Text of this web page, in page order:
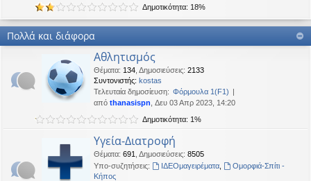
OTTOέγραψε:↑
Καλησπερα
OTTO•Δευ 19 Ιαν 2026, 16:53
Καλησπερα
neodikos•Κυρ 18 Ιαν 2026, 01:49
Καλημέρα σε όλους
OTTO•Πέμ 08 Ιαν 2026, 01:33
Χρόνια πολλά, καλή χρονια με δικαιοσύνη στα παντα.
Δημοτικότητα: 18%
Πολλά και διάφορα
Αθλητισμός
Θέματα: 134 Δημοσιεύσεις: 2133
Συντονιστής: kostas
Τελευταία δημοσίευση: Φόρμουλα 1(F1)
από thanasispn , Δευ 03 Απρ 2023, 14:20
Δημοτικότητα: 1%
Υγεία-Διατροφή
Θέματα: 691 Δημοσιεύσεις: 8505
Υπο-συζητήσεις:
ΙΔΕΟμαγειρέματα,
Ομορφιά-Σπίτι -
Κήπος